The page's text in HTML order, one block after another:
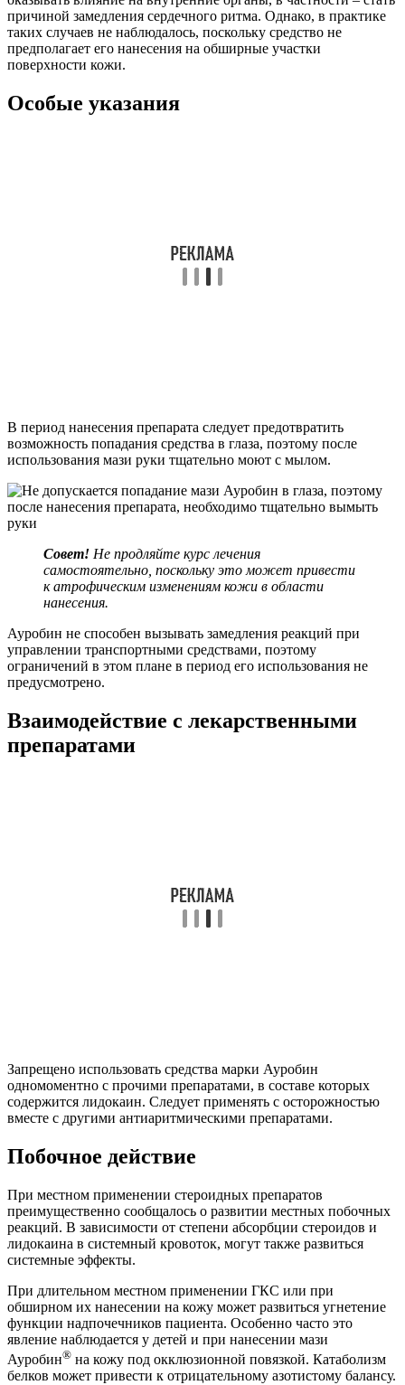
причиной замедления сердечного ритма. Однако, в практике
таких случаев не наблюдалось, поскольку средство не
предполагает его нанесения на обширные участки
поверхности кожи.
Особые указания
В период нанесения препарата следует предотвратить
возможность попадания средства в глаза, поэтому после
использования мази руки тщательно моют с мылом.
Совет! Не продляйте курс лечения
самостоятельно, поскольку это может привести
к атрофическим изменениям кожи в области
нанесения.
Ауробин не способен вызывать замедления реакций при
управлении транспортными средствами, поэтому
ограничений в этом плане в период его использования не
предусмотрено.
Взаимодействие с лекарственными
препаратами
Запрещено использовать средства марки Ауробин
одномоментно с прочими препаратами, в составе которых
содержится лидокаин. Следует применять с осторожностью
вместе с другими антиаритмическими препаратами.
Побочное действие
При местном применении стероидных препаратов
преимущественно сообщалось о развитии местных побочных
реакций. В зависимости от степени абсорбции стероидов и
лидокаина в системный кровоток, могут также развиться
системные эффекты.
При длительном местном применении ГКС или при
обширном их нанесении на кожу может развиться угнетение
функции надпочечников пациента. Особенно часто это
явление наблюдается у детей и при нанесении мази
Ауробин® на кожу под окклюзионной повязкой. Катаболизм
белков может привести к отрицательному азотистому балансу.